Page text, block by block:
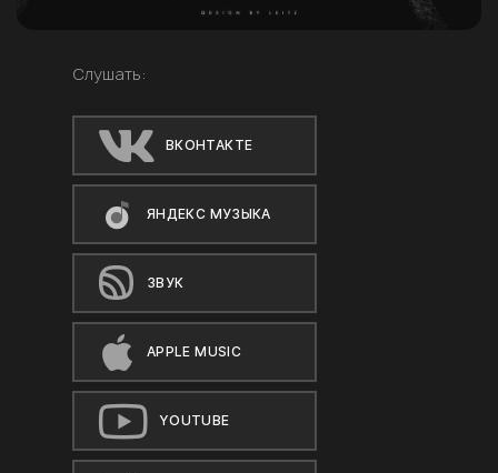
Слушать:
ВКОНТАКТЕ
ЯНДЕКС МУЗЫКА
ЗВУК
APPLE MUSIC
YOUTUBE